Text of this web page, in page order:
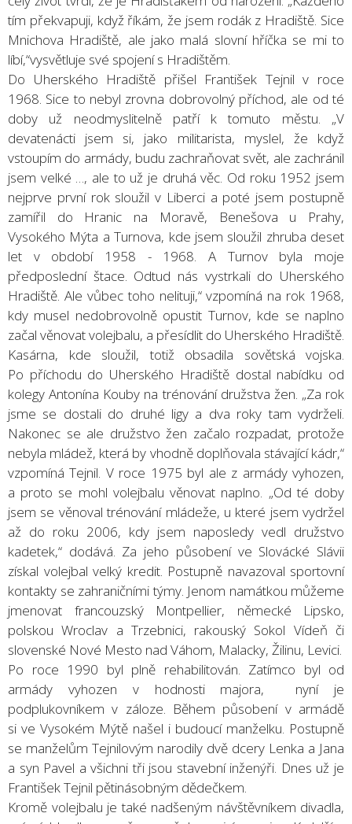
tím překvapuji, když říkám, že jsem rodák z Hradiště. Sice
Mnichova Hradiště, ale jako malá slovní hříčka se mi to
líbí,“vysvětluje své spojení s Hradištěm.
Do Uherského Hradiště přišel František Tejnil v roce
1968. Sice to nebyl zrovna dobrovolný příchod, ale od té
doby už neodmyslitelně patří k tomuto městu. „V
devatenácti jsem si, jako militarista, myslel, že když
vstoupím do armády, budu zachraňovat svět, ale zachránil
jsem velké …, ale to už je druhá věc. Od roku 1952 jsem
nejprve první rok sloužil v Liberci a poté jsem postupně
zamířil do Hranic na Moravě, Benešova u Prahy,
Vysokého Mýta a Turnova, kde jsem sloužil zhruba deset
let v období 1958 - 1968. A Turnov byla moje
předposlední štace. Odtud nás vystrkali do Uherského
Hradiště. Ale vůbec toho nelituji,“ vzpomíná na rok 1968,
kdy musel nedobrovolně opustit Turnov, kde se naplno
začal věnovat volejbalu, a přesídlit do Uherského Hradiště.
Kasárna, kde sloužil, totiž obsadila sovětská vojska.
Po příchodu do Uherského Hradiště dostal nabídku od
kolegy Antonína Kouby na trénování družstva žen. „Za rok
jsme se dostali do druhé ligy a dva roky tam vydrželi.
Nakonec se ale družstvo žen začalo rozpadat, protože
nebyla mládež, která by vhodně doplňovala stávající kádr,“
vzpomíná Tejnil. V roce 1975 byl ale z armády vyhozen,
a proto se mohl volejbalu věnovat naplno. „Od té doby
jsem se věnoval trénování mládeže, u které jsem vydržel
až do roku 2006, kdy jsem naposledy vedl družstvo
kadetek,“ dodává. Za jeho působení ve Slovácké Slávii
získal volejbal velký kredit. Postupně navazoval sportovní
kontakty se zahraničními týmy. Jenom namátkou můžeme
jmenovat francouzský Montpellier, německé Lipsko,
polskou Wroclav a Trzebnici, rakouský Sokol Vídeň či
slovenské Nové Mesto nad Váhom, Malacky, Žilinu, Levici.
Po roce 1990 byl plně rehabilitován. Zatímco byl od
armády vyhozen v hodnosti majora, nyní je
podplukovníkem v záloze. Během působení v armádě
si ve Vysokém Mýtě našel i budoucí manželku. Postupně
se manželům Tejnilovým narodily dvě dcery Lenka a Jana
a syn Pavel a všichni tři jsou stavební inženýři. Dnes už je
František Tejnil pětinásobným dědečkem.
Kromě volejbalu je také nadšeným návštěvníkem divadla,